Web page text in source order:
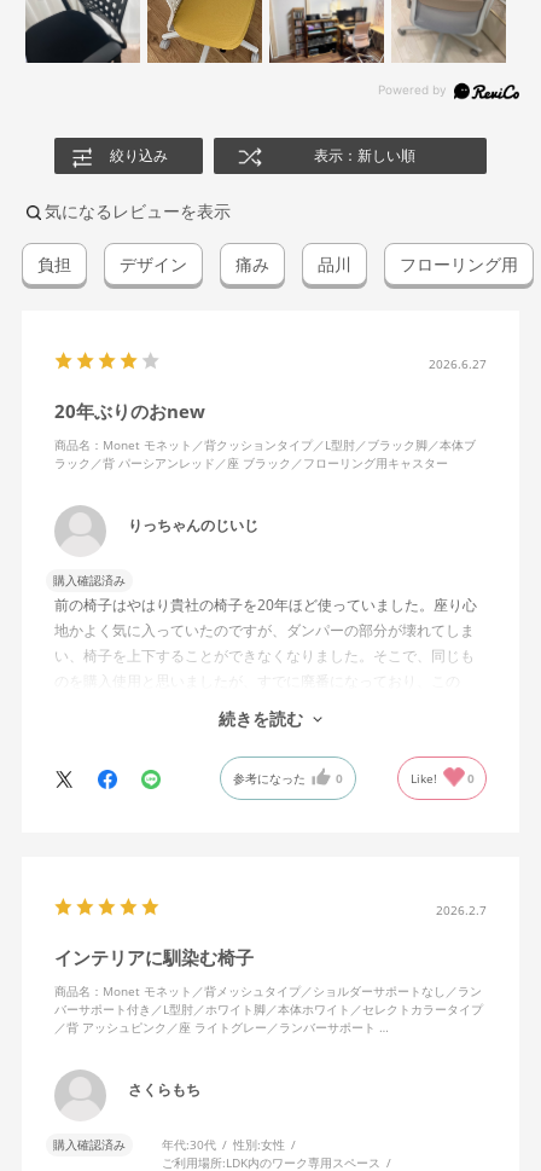
絞り込み 表示：新しい順
気になるレビューを表示
負担 デザイン 痛み 品川 フローリング用
2026.6.27
20年ぶりのおnew
商品名：Monet モネット／背クッションタイプ／L型肘／ブラック脚／本体ブ
ラック／背 パーシアンレッド／座 ブラック／フローリング用キャスター
りっちゃんのじいじ
購入確認済み
前の椅子はやはり貴社の椅子を20年ほど使っていました。座り心
地かよく気に入っていたのですが、ダンパーの部分が壊れてしま
い、椅子を上下することができなくなりました。そこで、同じも
のを購入使用と思いましたが、すでに廃番になっており、この
MonEtを購入しました。やや固めの椅子ですが、使っているうち
になじんでくるのではと思っています。フローリング床で使って
いますが、ややキャスターがよく動きすぎるのが難点でしょう
か。
続きを読む
参考になった 0 Like! 0
2026.2.7
インテリアに馴染む椅子
商品名：Monet モネット／背メッシュタイプ／ショルダーサポートなし／ラン
バーサポート付き／L型肘／ホワイト脚／本体ホワイト／セレクトカラータイプ
／背 アッシュピンク／座 ライトグレー／ランバーサポート …
さくらもち
購入確認済み 年代:30代 性別:女性
ご利用場所:LDK内のワーク専用スペース